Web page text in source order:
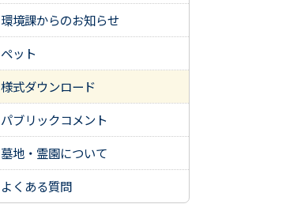
環境課からのお知らせ
ペット
様式ダウンロード
パブリックコメント
墓地・霊園について
よくある質問